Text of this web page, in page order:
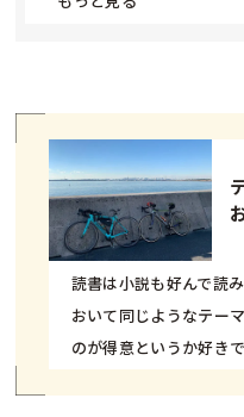
読書は小説も好んで読
おいて同じようなテー
のが得意というか好きで